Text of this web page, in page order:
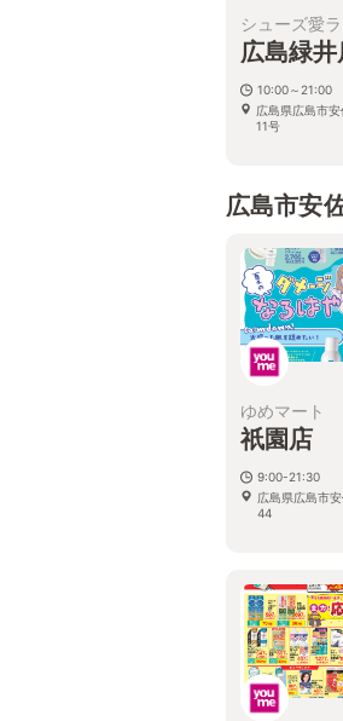
シューズ愛
広島緑井
10:00～21:00
広島県広島市
11号
広島市安
ゆめマート
祇園店
9:00-21:30
広島県広島市
44